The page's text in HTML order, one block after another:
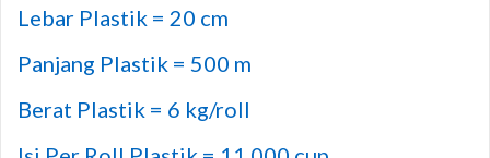
Lebar Plastik = 20 cm
Panjang Plastik = 500 m
Berat Plastik = 6 kg/roll